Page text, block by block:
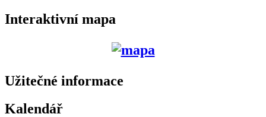
Interaktivní mapa
Užitečné informace
Kalendář